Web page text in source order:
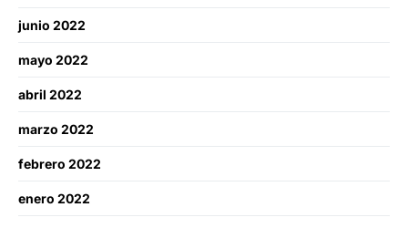
junio 2022
mayo 2022
abril 2022
marzo 2022
febrero 2022
enero 2022